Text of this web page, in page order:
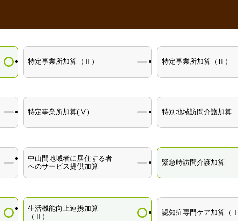
特定事業所加算（Ⅱ） 特定事業所加算（Ⅲ）
特定事業所加算(Ⅴ) 特別地域訪問介護加算
中山間地域者に居住する者
へのサービス提供加算
緊急時訪問介護加算
生活機能向上連携加算
（Ⅱ）
認知症専門ケア加算（